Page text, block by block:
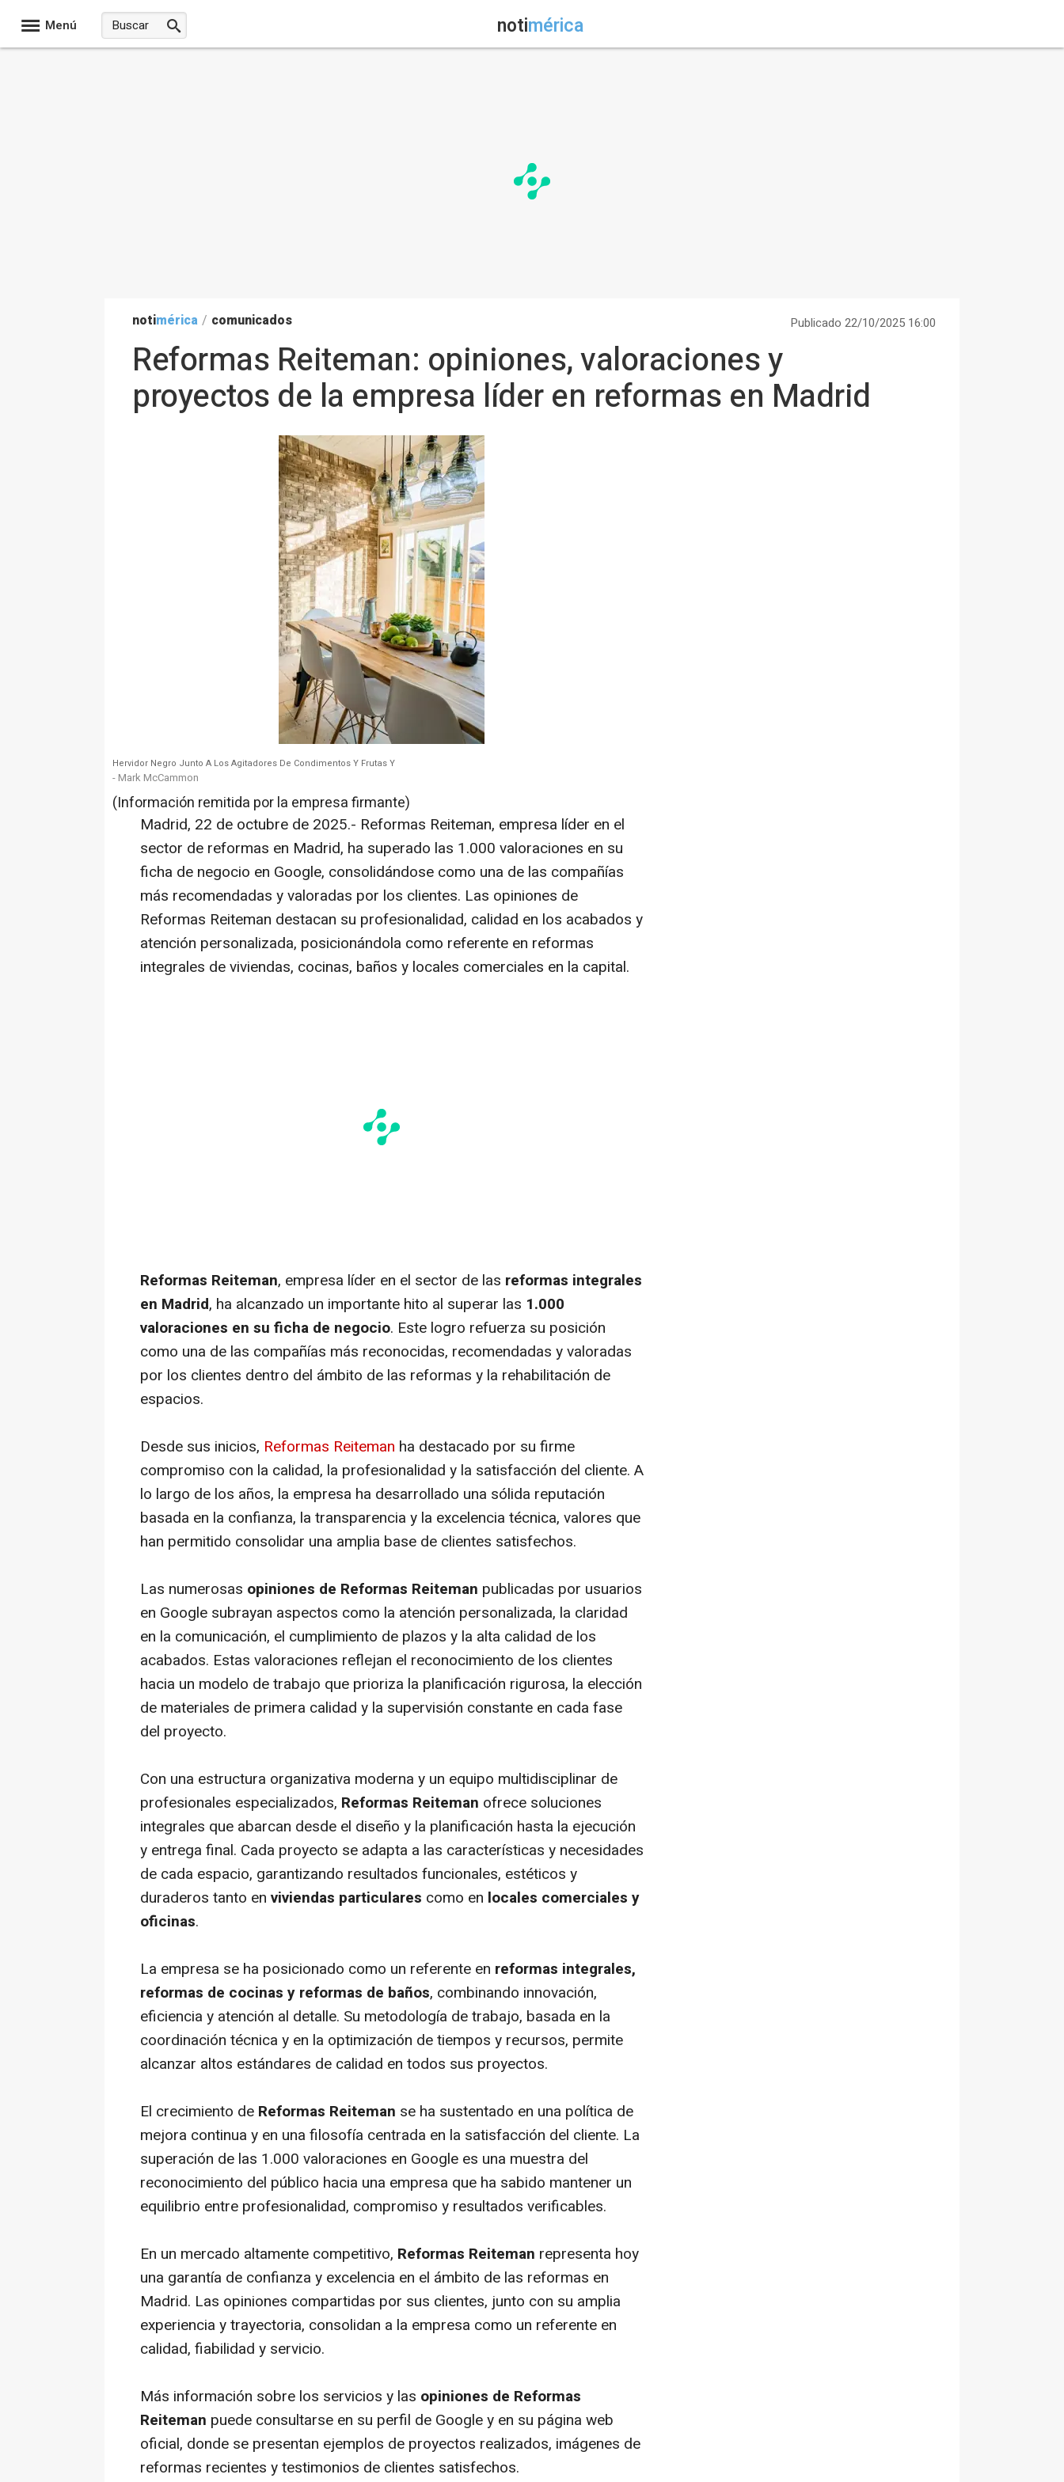
Menú notimérica
notimérica / comunicados Publicado 22/10/2025 16:00
Reformas Reiteman: opiniones, valoraciones y
proyectos de la empresa líder en reformas en Madrid
Hervidor Negro Junto A Los Agitadores De Condimentos Y Frutas Y
- Mark McCammon
(Información remitida por la empresa firmante)
Madrid, 22 de octubre de 2025.- Reformas Reiteman, empresa líder en el
sector de reformas en Madrid, ha superado las 1.000 valoraciones en su
ficha de negocio en Google, consolidándose como una de las compañías
más recomendadas y valoradas por los clientes. Las opiniones de
Reformas Reiteman destacan su profesionalidad, calidad en los acabados y
atención personalizada, posicionándola como referente en reformas
integrales de viviendas, cocinas, baños y locales comerciales en la capital.
Reformas Reiteman, empresa líder en el sector de las reformas integrales
en Madrid, ha alcanzado un importante hito al superar las 1.000
valoraciones en su ficha de negocio. Este logro refuerza su posición
como una de las compañías más reconocidas, recomendadas y valoradas
por los clientes dentro del ámbito de las reformas y la rehabilitación de
espacios.
Desde sus inicios, Reformas Reiteman ha destacado por su firme
compromiso con la calidad, la profesionalidad y la satisfacción del cliente. A
lo largo de los años, la empresa ha desarrollado una sólida reputación
basada en la confianza, la transparencia y la excelencia técnica, valores que
han permitido consolidar una amplia base de clientes satisfechos.
Las numerosas opiniones de Reformas Reiteman publicadas por usuarios
en Google subrayan aspectos como la atención personalizada, la claridad
en la comunicación, el cumplimiento de plazos y la alta calidad de los
acabados. Estas valoraciones reflejan el reconocimiento de los clientes
hacia un modelo de trabajo que prioriza la planificación rigurosa, la elección
de materiales de primera calidad y la supervisión constante en cada fase
del proyecto.
Con una estructura organizativa moderna y un equipo multidisciplinar de
profesionales especializados, Reformas Reiteman ofrece soluciones
integrales que abarcan desde el diseño y la planificación hasta la ejecución
y entrega final. Cada proyecto se adapta a las características y necesidades
de cada espacio, garantizando resultados funcionales, estéticos y
duraderos tanto en viviendas particulares como en locales comerciales y
oficinas.
La empresa se ha posicionado como un referente en reformas integrales,
reformas de cocinas y reformas de baños, combinando innovación,
eficiencia y atención al detalle. Su metodología de trabajo, basada en la
coordinación técnica y en la optimización de tiempos y recursos, permite
alcanzar altos estándares de calidad en todos sus proyectos.
El crecimiento de Reformas Reiteman se ha sustentado en una política de
mejora continua y en una filosofía centrada en la satisfacción del cliente. La
superación de las 1.000 valoraciones en Google es una muestra del
reconocimiento del público hacia una empresa que ha sabido mantener un
equilibrio entre profesionalidad, compromiso y resultados verificables.
En un mercado altamente competitivo, Reformas Reiteman representa hoy
una garantía de confianza y excelencia en el ámbito de las reformas en
Madrid. Las opiniones compartidas por sus clientes, junto con su amplia
experiencia y trayectoria, consolidan a la empresa como un referente en
calidad, fiabilidad y servicio.
Más información sobre los servicios y las opiniones de Reformas
Reiteman puede consultarse en su perfil de Google y en su página web
oficial, donde se presentan ejemplos de proyectos realizados, imágenes de
reformas recientes y testimonios de clientes satisfechos.